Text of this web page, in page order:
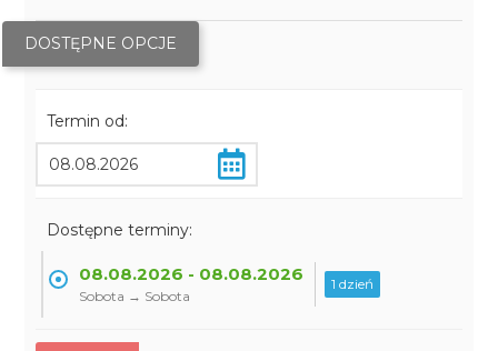
DOSTĘPNE OPCJE
Termin od:
Dostępne terminy:
08.08.2026 - 08.08.2026
Sobota → Sobota
1 dzień